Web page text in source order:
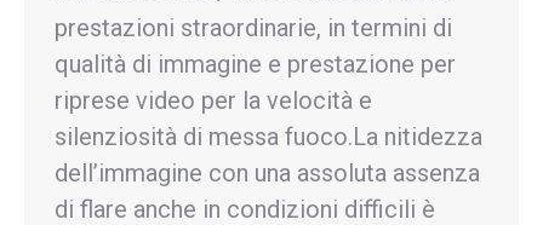
prestazioni straordinarie, in termini di
qualità di immagine e prestazione per
riprese video per la velocità e
silenziosità di messa fuoco.La nitidezza
dell’immagine con una assoluta assenza
di flare anche in condizioni difficili è